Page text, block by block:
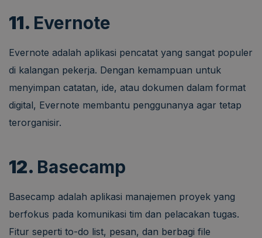
11. Evernote
Evernote adalah aplikasi pencatat yang sangat populer
di kalangan pekerja. Dengan kemampuan untuk
menyimpan catatan, ide, atau dokumen dalam format
digital, Evernote membantu penggunanya agar tetap
terorganisir.
12. Basecamp
Basecamp adalah aplikasi manajemen proyek yang
berfokus pada komunikasi tim dan pelacakan tugas.
Fitur seperti to-do list, pesan, dan berbagi file